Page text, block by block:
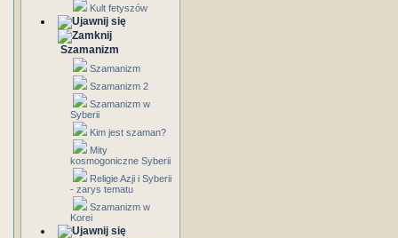
Kult fetyszów
Szamanizm
Szamanizm
Szamanizm 2
Szamanizm w
Syberii
Kim jest szaman?
Mity
kosmogoniczne Syberii
Religie Azji i Syberii
- zarys tematu
Szamanizm w
Korei